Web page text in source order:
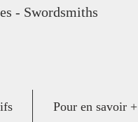
- Swordsmiths
Pour en savoir +